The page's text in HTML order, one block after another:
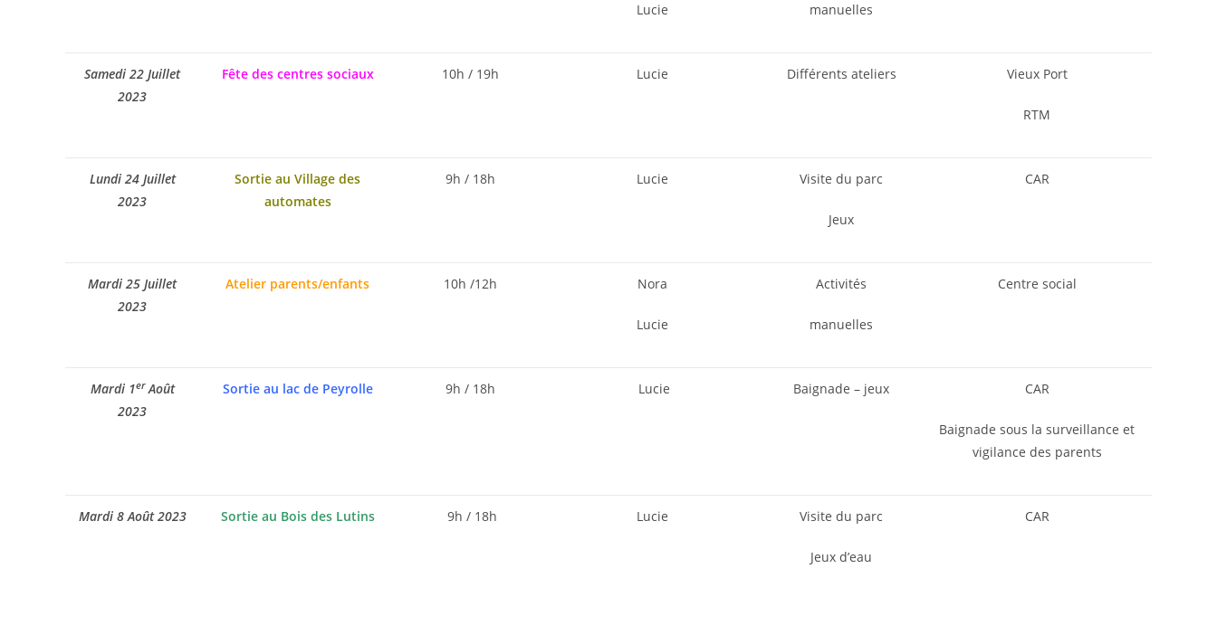
Lucie manuelles
Samedi 22 Juillet
2023
Fête des centres sociaux 10h / 19h Lucie Différents ateliers Vieux Port
RTM
Lundi 24 Juillet
2023
Sortie au Village des
automates
9h / 18h Lucie Visite du parc
Jeux
CAR
Mardi 25 Juillet
2023
Atelier parents/enfants 10h /12h Nora
Lucie
Activités
manuelles
Centre social
Mardi 1erAoût
2023
Sortie au lac de Peyrolle 9h / 18h Lucie Baignade – jeux CAR
Baignade sous la surveillance et
vigilance des parents
Mardi 8 Août 2023 Sortie au Bois des Lutins 9h / 18h Lucie Visite du parc
Jeux d’eau
CAR